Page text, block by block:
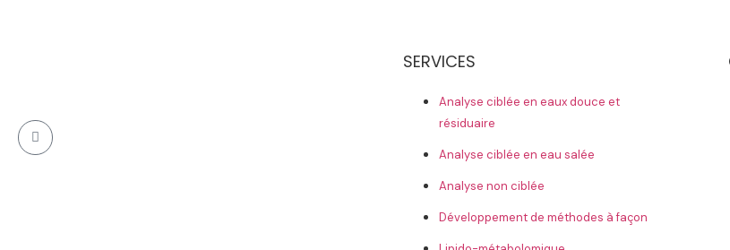
SERVICES
Analyse ciblée en eaux douce et
résiduaire
Analyse ciblée en eau salée
Analyse non ciblée
Développement de méthodes à façon